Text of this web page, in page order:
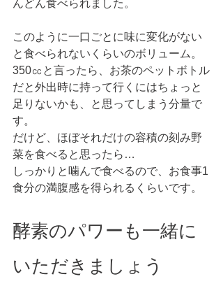
んどん食べられました。
このように一口ごとに味に変化がない
と食べられないくらいのボリューム。
350㏄と言ったら、お茶のペットボトル
だと外出時に持って行くにはちょっと
足りないかも、と思ってしまう分量で
す。
だけど、ほぼそれだけの容積の刻み野
菜を食べると思ったら…
しっかりと噛んで食べるので、お食事1
食分の満腹感を得られるくらいです。
酵素のパワーも一緒に
いただきましょう